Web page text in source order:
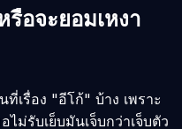
อจะยอมเหงา
เรื่อง "อีโก้" บ้าง เพราะ
ม่รับเย็บมันเจ็บกว่าเจ็บตัว